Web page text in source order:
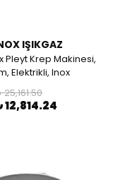
IŞIKGAZ
Pleyt Krep Makinesi,
Elektrikli, Inox
12,814.24